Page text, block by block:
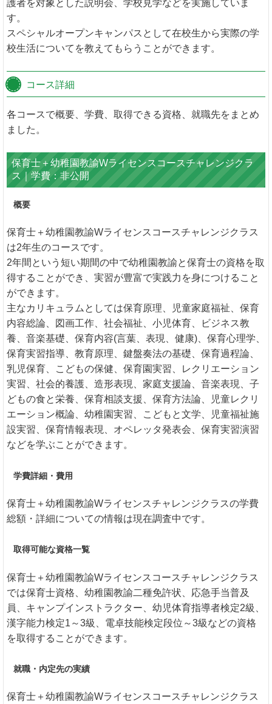
護者を対象とした説明会、学校見学などを実施していま
す。
スペシャルオープンキャンパスとして在校生から実際の学
校生活についてを教えてもらうことができます。
コース詳細
各コースで概要、学費、取得できる資格、就職先をまとめ
ました。
保育士＋幼稚園教諭Wライセンスコースチャレンジクラ
ス｜学費：非公開
概要
保育士＋幼稚園教諭Wライセンスコースチャレンジクラス
は2年生のコースです。
2年間という短い期間の中で幼稚園教諭と保育士の資格を取
得することができ、実習が豊富で実践力を身につけること
ができます。
主なカリキュラムとしては保育原理、児童家庭福祉、保育
内容総論、図画工作、社会福祉、小児体育、ビジネス教
養、音楽基礎、保育内容(言葉、表現、健康)、保育心理学、
保育実習指導、教育原理、鍵盤奏法の基礎、保育過程論、
乳児保育、こどもの保健、保育園実習、レクリエーション
実習、社会的養護、造形表現、家庭支援論、音楽表現、子
どもの食と栄養、保育相談支援、保育方法論、児童レクリ
エーション概論、幼稚園実習、こどもと文学、児童福祉施
設実習、保育情報表現、オペレッタ発表会、保育実習演習
などを学ぶことができます。
学費詳細・費用
保育士＋幼稚園教諭Wライセンスチャレンジクラスの学費
総額・詳細についての情報は現在調査中です。
取得可能な資格一覧
保育士＋幼稚園教諭Wライセンスコースチャレンジクラス
では保育士資格、幼稚園教諭二種免許状、応急手当普及
員、キャンプインストラクター、幼児体育指導者検定2級、
漢字能力検定1～3級、電卓技能検定段位～3級などの資格
を取得することができます。
就職・内定先の実績
保育士＋幼稚園教諭Wライセンスコースチャレンジクラス